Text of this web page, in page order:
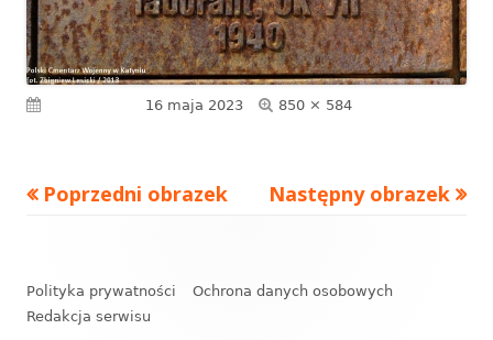
16 maja 2023
Pełny
850 × 584
Poprzedni obrazek Następny obrazek
stopki
Polityka prywatności
Ochrona danych osobowych
Redakcja serwisu